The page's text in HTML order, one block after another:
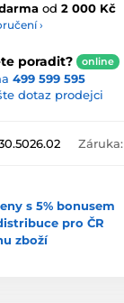
od 2 000 Kč
›
poradit? online
499 599 595
dotaz prodejci
Záruka:
s 5% bonusem
pro ČR
zboží